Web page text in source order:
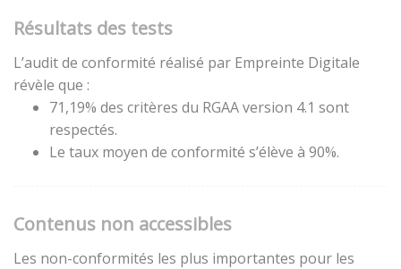
Résultats des tests
L’audit de conformité réalisé par Empreinte Digitale
révèle que :
71,19% des critères du RGAA version 4.1 sont
respectés.
Le taux moyen de conformité s’élève à 90%.
Contenus non accessibles
Les non-conformités les plus importantes pour les